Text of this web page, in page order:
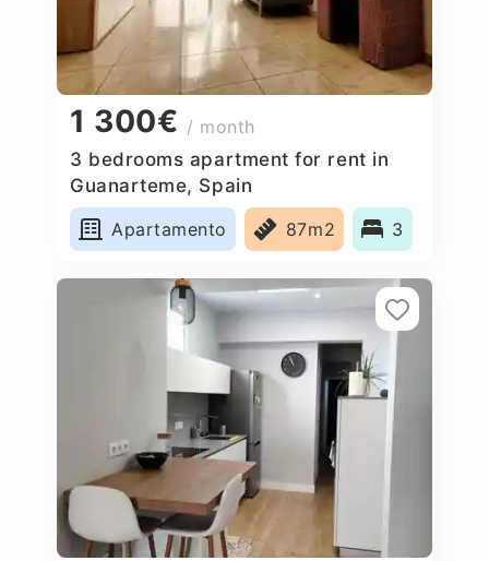
1 300€ / month
3 bedrooms apartment for rent in
Guanarteme, Spain
Apartamento
87m2 3